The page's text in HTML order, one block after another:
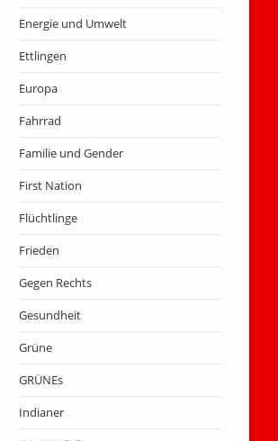
Energie und Umwelt
Ettlingen
Europa
Fahrrad
Familie und Gender
First Nation
Flüchtlinge
Frieden
Gegen Rechts
Gesundheit
Grüne
GRÜNEs
Indianer